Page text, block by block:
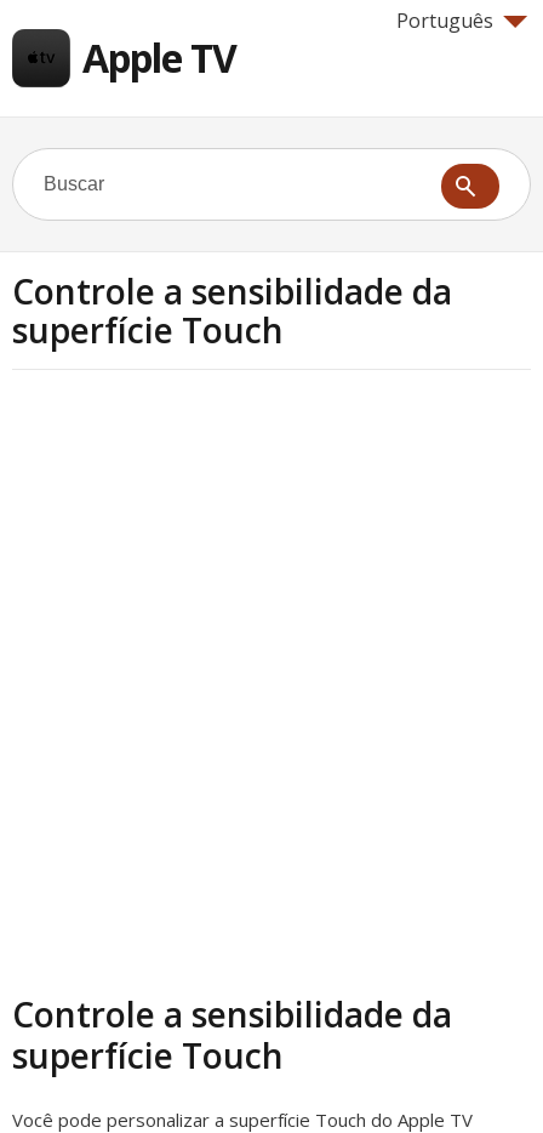
Português
Apple TV
Controle a sensibilidade da
superfície Touch
Controle a sensibilidade da
superfície Touch
Você pode personalizar a superfície Touch do Apple TV